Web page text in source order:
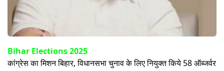
Bihar Elections 2025
कांग्रेस का मिशन बिहार, विधानसभा चुनाव के लिए नियुक्त किये 58 ऑब्जर्वर